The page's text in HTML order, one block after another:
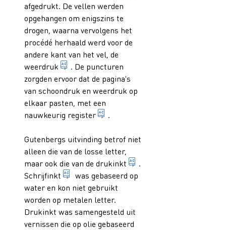
afgedrukt. De vellen werden
opgehangen om enigszins te
drogen, waarna vervolgens het
procédé herhaald werd voor de
andere kant van het vel, de
weerdruk
1. tweede drukgang van een vel waarbij
. De puncturen
zorgden ervoor dat de pagina's
van schoondruk en weerdruk op
elkaar pasten, met een
nauwkeurig register .
Gutenbergs uitvinding betrof niet
alleen die van de losse letter,
maar ook die van de drukinkt
.
Schrijfinkt
zwarte of gekleurde vloeistof waarmee
was gebaseerd op
water en kon niet gebruikt
worden op metalen letter.
Drukinkt was samengesteld uit
vernissen die op olie gebaseerd